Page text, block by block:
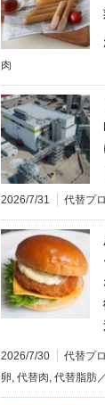
肉
2026/7/31 代替プ
2026/7/30 代替プ
卵, 代替肉, 代替脂肪